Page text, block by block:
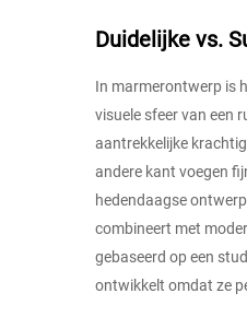
Duidelijke vs.
In marmerontwerp is
visuele sfeer van een
aantrekkelijke
andere kant voegen
hedendaagse
combineert met
gebaseerd op een
ontwikkelt omdat ze